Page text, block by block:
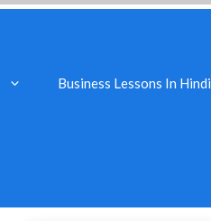
Business Lessons In Hindi